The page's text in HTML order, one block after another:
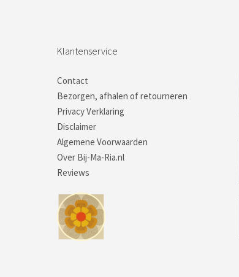
Klantenservice
Contact
Bezorgen, afhalen of retourneren
Privacy Verklaring
Disclaimer
Algemene Voorwaarden
Over Bij-Ma-Ria.nl
Reviews